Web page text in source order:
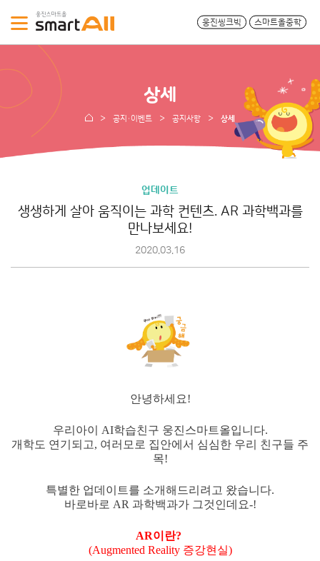
웅진씽크빅 스마트올중학
상세
공지·이벤트 공지사항 상세
업데이트
생생하게 살아 움직이는 과학 컨텐츠. AR 과학백과를
만나보세요!
2020.03.16
안녕하세요!
우리아이 AI학습친구 웅진스마트올입니다.
개학도 연기되고, 여러모로 집안에서 심심한 우리 친구들 주
목!
특별한 업데이트를 소개해드리려고 왔습니다.
바로바로 AR 과학백과가 그것인데요-!
AR이란?
(Augmented Reality 증강현실)